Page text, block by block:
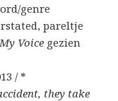
genre
pareltje
Voice gezien
/ *
they take